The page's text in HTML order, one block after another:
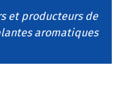
et producteurs de
aromatiques